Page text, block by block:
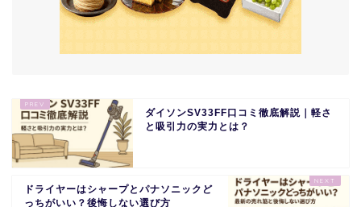
ダイソンSV33FF口コミ徹底解説｜軽さ
と吸引力の実力とは？
ドライヤーはシャープとパナソニックど
っちがいい？後悔しない選び方